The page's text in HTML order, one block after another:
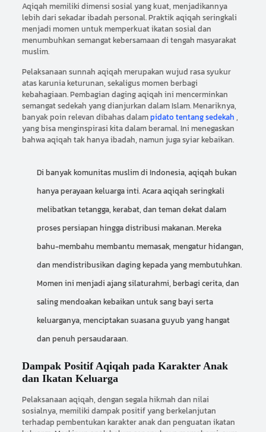
Aqiqah memiliki dimensi sosial yang kuat, menjadikannya
lebih dari sekadar ibadah personal. Praktik aqiqah seringkali
menjadi momen untuk memperkuat ikatan sosial dan
menumbuhkan semangat kebersamaan di tengah masyarakat
muslim.
Pelaksanaan sunnah aqiqah merupakan wujud rasa syukur
atas karunia keturunan, sekaligus momen berbagi
kebahagiaan. Pembagian daging aqiqah ini mencerminkan
semangat sedekah yang dianjurkan dalam Islam. Menariknya,
banyak poin relevan dibahas dalampidato tentang sedekah ,
yang bisa menginspirasi kita dalam beramal. Ini menegaskan
bahwa aqiqah tak hanya ibadah, namun juga syiar kebaikan.
Di banyak komunitas muslim di Indonesia, aqiqah bukan
hanya perayaan keluarga inti. Acara aqiqah seringkali
melibatkan tetangga, kerabat, dan teman dekat dalam
proses persiapan hingga distribusi makanan. Mereka
bahu-membahu membantu memasak, mengatur hidangan,
dan mendistribusikan daging kepada yang membutuhkan.
Momen ini menjadi ajang silaturahmi, berbagi cerita, dan
saling mendoakan kebaikan untuk sang bayi serta
keluarganya, menciptakan suasana guyub yang hangat
dan penuh persaudaraan.
Dampak Positif Aqiqah pada Karakter Anak
dan Ikatan Keluarga
Pelaksanaan aqiqah, dengan segala hikmah dan nilai
sosialnya, memiliki dampak positif yang berkelanjutan
terhadap pembentukan karakter anak dan penguatan ikatan